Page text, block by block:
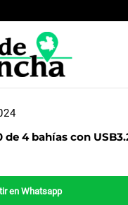
4 bahías con
en Whatsapp